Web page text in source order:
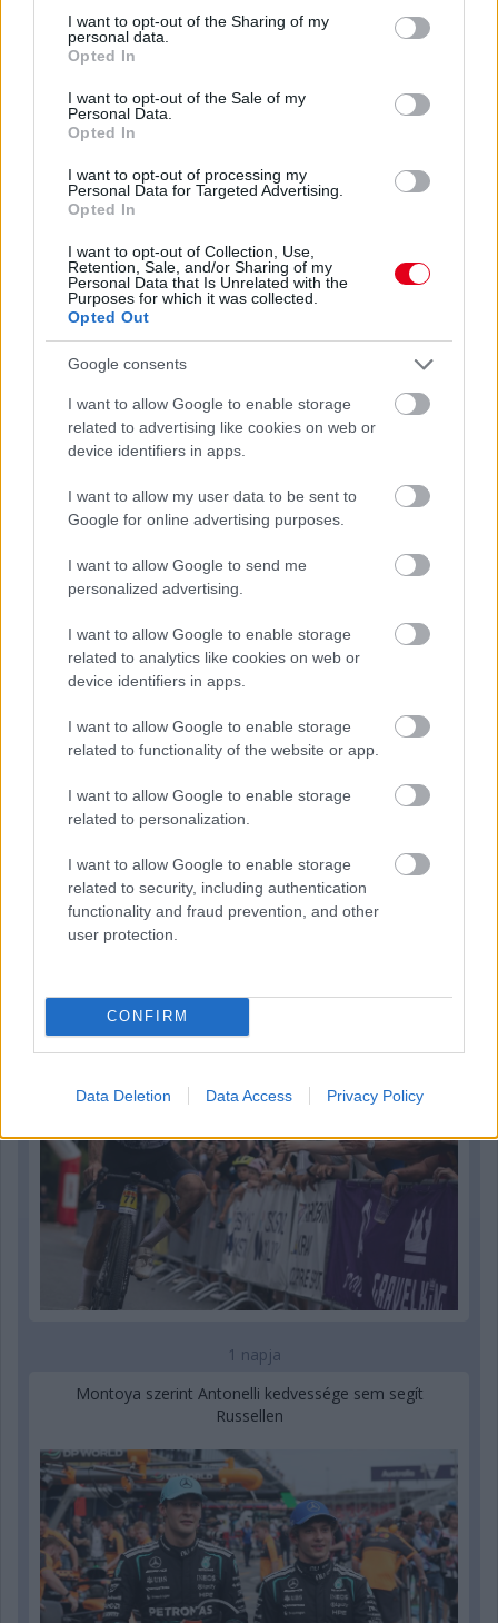
not limited to your visit or usage behaviour. You may click to
grant or deny consent to Google and its third-party tags to
use your data for below specified purposes in below Google
consent section.
I want to opt-out of the Sharing of my
personal data.
Opted In
I want to opt-out of the Sale of my
Personal Data.
Opted In
I want to opt-out of processing my
Personal Data for Targeted Advertising.
Opted In
I want to opt-out of Collection, Use,
Retention, Sale, and/or Sharing of my
Personal Data that Is Unrelated with the
Purposes for which it was collected.
Opted Out
Google consents
I want to allow Google to enable storage
related to advertising like cookies on web or
device identifiers in apps.
I want to allow my user data to be sent to
Google for online advertising purposes.
I want to allow Google to send me
personalized advertising.
I want to allow Google to enable storage
related to analytics like cookies on web or
device identifiers in apps.
I want to allow Google to enable storage
related to functionality of the website or app.
I want to allow Google to enable storage
related to personalization.
I want to allow Google to enable storage
related to security, including authentication
functionality and fraud prevention, and other
user protection.
CONFIRM
Data Deletion Data Access Privacy Policy
Kövess minket a Facebookon
Parc Fermé
2 órája
Óriási bevétel-visszaesést könyvelhetett el az F1 a
5 órája
Kerékpáros világbajnokságra kvalifikálta magát Bottas az
1 napja
Montoya szerint Antonelli kedvessége sem segít
Russellen